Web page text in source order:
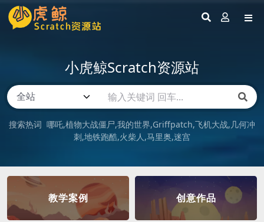
小虎鲸Scratch资源站
搜索热词 哪吒 植物大战僵尸 我的世界 Griffpatch 飞机大战 几何冲
刺 地铁跑酷 火柴人 马里奥 迷宫
教学案例 创意作品